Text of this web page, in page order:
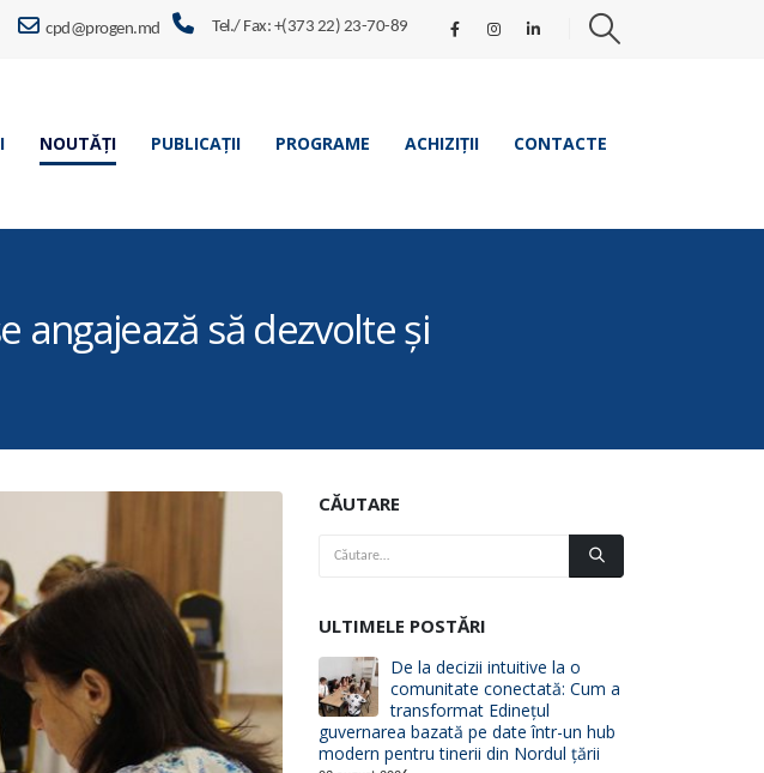
cpd@progen.md Tel./ Fax: +(373 22) 23-70-89
NOUTĂȚI PUBLICAȚII PROGRAME ACHIZIȚII CONTACTE
angajează să dezvolte și
CĂUTARE
ULTIMELE POSTĂRI
De la decizii intuitive la o
comunitate conectată: Cum a
transformat Edinețul
guvernarea bazată pe date într-un hub
modern pentru tinerii din Nordul țării